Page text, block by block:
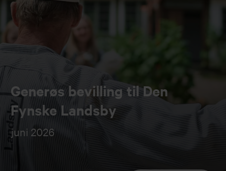
Generøs bevilling til Den
Fynske Landsby
juni 2026